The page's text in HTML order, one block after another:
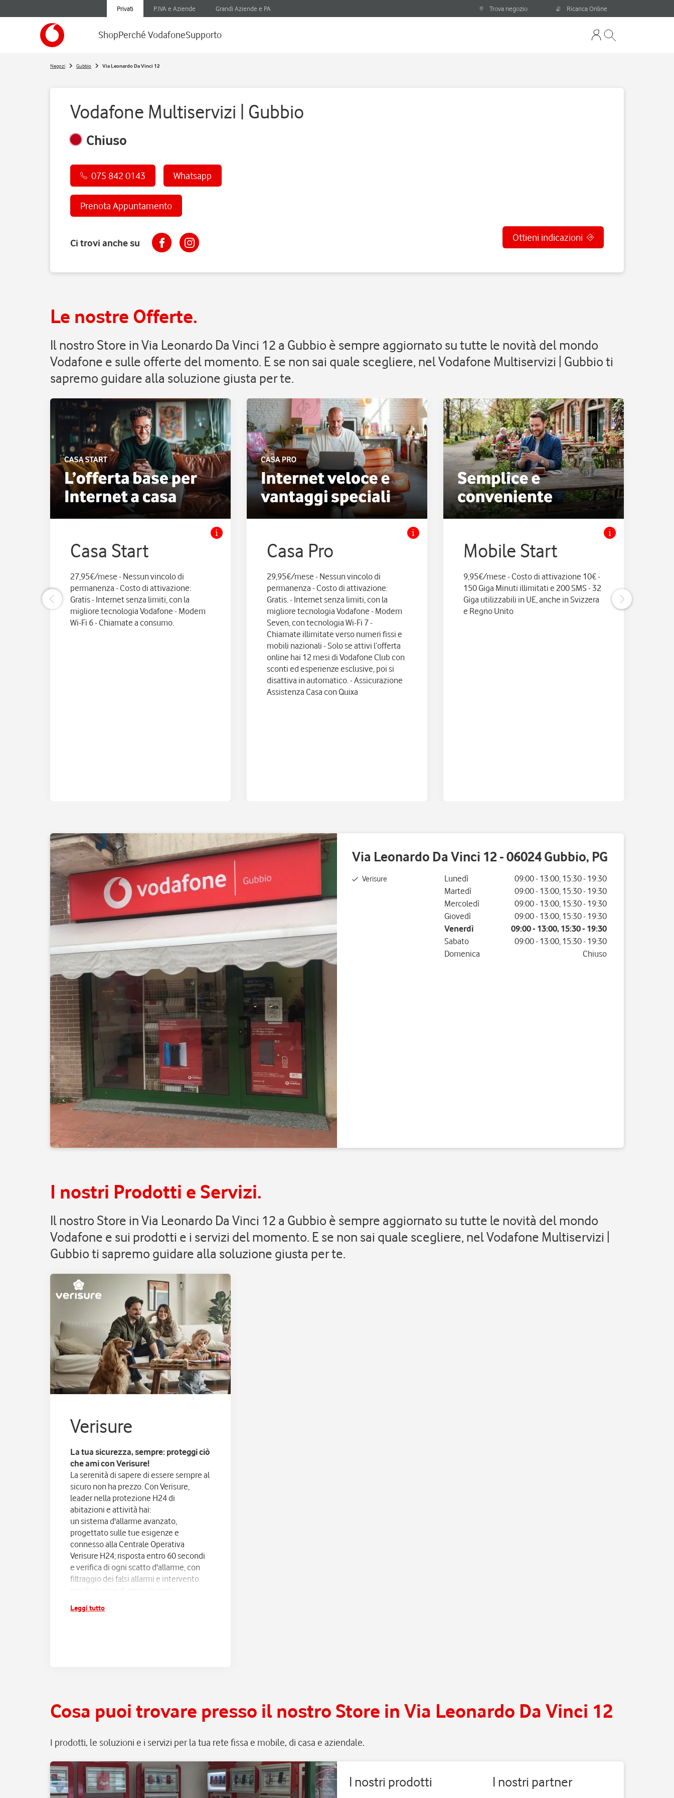
Privati P.IVA e Aziende Grandi Aziende e PA Trova negozio Ricarica Online
ShopPerché VodafoneSupporto
Negozi Gubbio Via Leonardo Da Vinci 12
Vodafone Multiservizi | Gubbio
Chiuso
075 842 0143 Whatsapp
Prenota Appuntamento
Ci trovi anche su Ottieni indicazioni
Le nostre Offerte.
Il nostro Store in Via Leonardo Da Vinci 12 a Gubbio è sempre aggiornato su tutte le novità del mondo
Vodafone e sulle offerte del momento. E se non sai quale scegliere, nel Vodafone Multiservizi | Gubbio ti
sapremo guidare alla soluzione giusta per te.
Casa Start
27,95€/mese - Nessun vincolo di
permanenza - Costo di attivazione:
Gratis - Internet senza limiti, con la
migliore tecnologia Vodafone - Modem
Wi-Fi 6 - Chiamate a consumo.
Casa Pro
29,95€/mese - Nessun vincolo di
permanenza - Costo di attivazione:
Gratis. - Internet senza limiti, con la
migliore tecnologia Vodafone - Modem
Seven, con tecnologia Wi-Fi 7 -
Chiamate illimitate verso numeri fissi e
mobili nazionali - Solo se attivi l’offerta
online hai 12 mesi di Vodafone Club con
sconti ed esperienze esclusive, poi si
disattiva in automatico. - Assicurazione
Assistenza Casa con Quixa
Mobile Start
9,95€/mese - Costo di attivazione 10€ -
150 Giga Minuti illimitati e 200 SMS - 32
Giga utilizzabili in UE, anche in Svizzera
e Regno Unito
Via Leonardo Da Vinci 12 - 06024 Gubbio, PG
Verisure Giorno della settimanaOrario
Lunedì 09:00- 13:00, 15:30- 19:30
Martedì
09:00- 13:00, 15:30- 19:30
Mercoledì
09:00- 13:00, 15:30- 19:30
Giovedì
09:00- 13:00, 15:30- 19:30
Venerdì
09:00- 13:00, 15:30- 19:30
Sabato
09:00- 13:00, 15:30- 19:30
Domenica
Chiuso
I nostri Prodotti e Servizi.
Il nostro Store in Via Leonardo Da Vinci 12 a Gubbio è sempre aggiornato su tutte le novità del mondo
Vodafone e sui prodotti e i servizi del momento. E se non sai quale scegliere, nel Vodafone Multiservizi |
Gubbio ti sapremo guidare alla soluzione giusta per te.
Verisure
La tua sicurezza, sempre: proteggi ciò
che ami con Verisure!
La serenità di sapere di essere sempre al
sicuro non ha prezzo. Con Verisure,
leader nella protezione H24 di
abitazioni e attività hai:
un sistema d'allarme avanzato,
progettato sulle tue esigenze e
connesso alla Centrale Operativa
Verisure H24; risposta entro 60 secondi
e verifica di ogni scatto d'allarme, con
filtraggio dei falsi allarmi e intervento
rapido in caso di pericolo reale;
senza pensieri.
Leggi tutto
Cosa puoi trovare presso il nostro Store in Via Leonardo Da Vinci 12
I prodotti, le soluzioni e i servizi per la tua rete fissa e mobile, di casa e aziendale.
I nostri prodotti I nostri partner